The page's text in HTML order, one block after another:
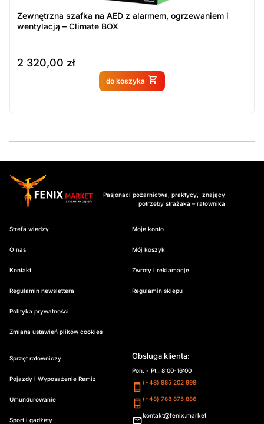
Zewnętrzna szafka na AED z alarmem, ogrzewaniem i
wentylacją – Climate BOX
2 320,00 zł
do koszyka
Produkt dostępny na
Pasjonaci pożarnictwa, praktycy, znający
potrzeby strażaka – ratownika
Strefa wiedzy
O nas
Kontakt
Regulamin newslettera
Polityka prywatności
Zmiana ustawień plików cookies
Moje konto
Mój koszyk
Zwroty i reklamacje
Regulamin sklepu
Sprzęt ratowniczy
Pojazdy i Wyposażenie Remiz
Umundurowanie
Sport i gadżety
Obsługa klienta:
Pon. - Pt.: 8:00-16:00
(+48) 885 202 998
(+48) 788 875 886
kontakt@fenix.market